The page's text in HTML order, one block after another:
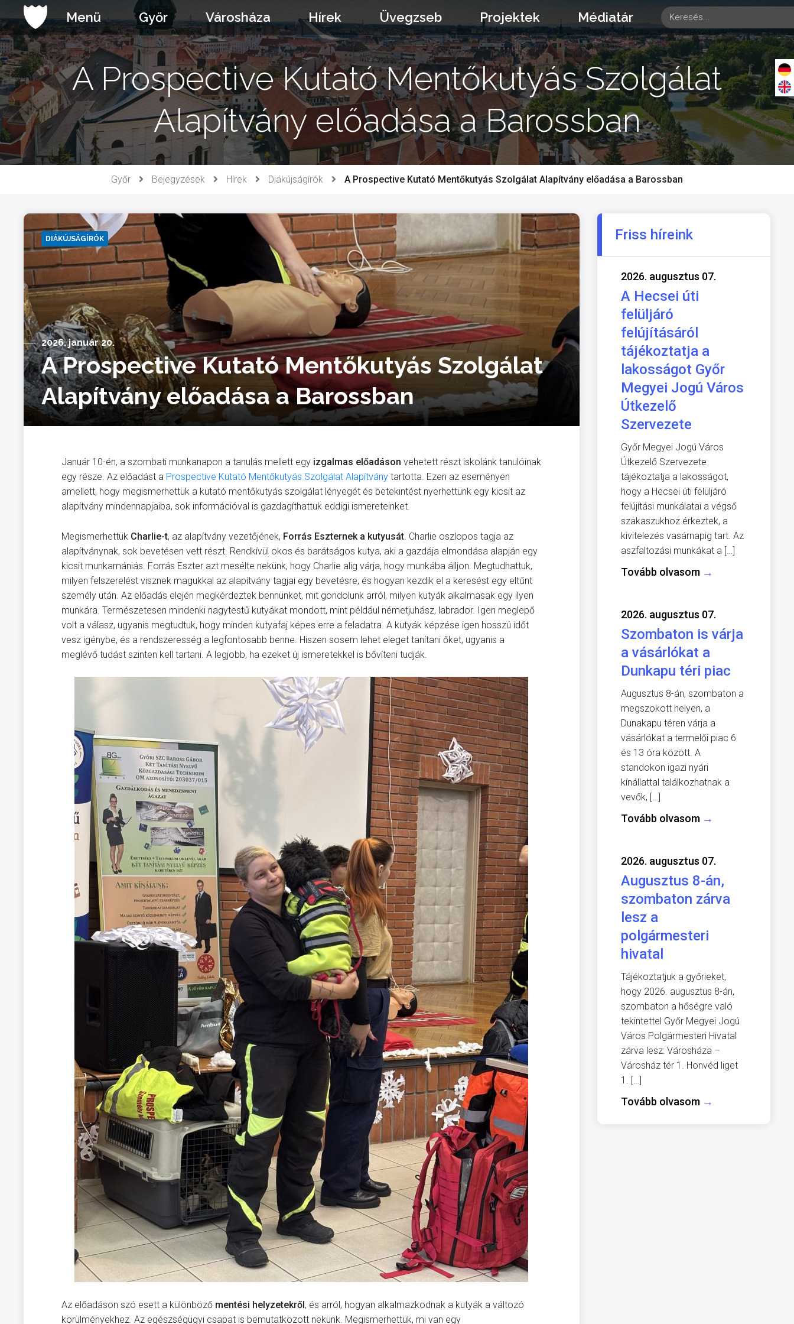
a
tartalomhoz
Menü Győr Városháza Hírek Üvegzseb Projektek Médiatár
A Prospective Kutató Mentőkutyás Szolgálat
Alapítvány előadása a Barossban
Győr Bejegyzések Hírek Diákújságírók A Prospective Kutató Mentőkutyás Szolgálat Alapítvány előadása a Barossban
DIÁKÚJSÁGÍRÓK
2026. január 20.
A Prospective Kutató Mentőkutyás Szolgálat
Alapítvány előadása a Barossban
Január 10-én, a szombati munkanapon a tanulás mellett egy izgalmas előadáson vehetett részt iskolánk tanulóinak
egy része. Az előadást a Prospective Kutató Mentőkutyás Szolgálat Alapítvány tartotta. Ezen az eseményen
amellett, hogy megismerhettük a kutató mentőkutyás szolgálat lényegét és betekintést nyerhettünk egy kicsit az
alapítvány mindennapjaiba, sok információval is gazdagíthattuk eddigi ismereteinket.
Megismerhettük Charlie-t, az alapítvány vezetőjének, Forrás Eszternek a kutyusát . Charlie oszlopos tagja az
alapítványnak, sok bevetésen vett részt. Rendkívül okos és barátságos kutya, aki a gazdája elmondása alapján egy
kicsit munkamániás. Forrás Eszter azt mesélte nekünk, hogy Charlie alig várja, hogy munkába álljon. Megtudhattuk,
milyen felszerelést visznek magukkal az alapítvány tagjai egy bevetésre, és hogyan kezdik el a keresést egy eltűnt
személy után. Az előadás elején megkérdeztek bennünket, mit gondolunk arról, milyen kutyák alkalmasak egy ilyen
munkára. Természetesen mindenki nagytestű kutyákat mondott, mint például németjuhász, labrador. Igen meglepő
volt a válasz, ugyanis megtudtuk, hogy minden kutyafaj képes erre a feladatra. A kutyák képzése igen hosszú időt
vesz igénybe, és a rendszeresség a legfontosabb benne. Hiszen sosem lehet eleget tanítani őket, ugyanis a
meglévő tudást szinten kell tartani. A legjobb, ha ezeket új ismeretekkel is bővíteni tudják.
Az előadáson szó esett a különböző mentési helyzetekről, és arról, hogyan alkalmazkodnak a kutyák a változó
körülményekhez. Az egészségügyi csapat is bemutatkozott nekünk. Megismerhettük, mi van egy
Friss híreink
2026. augusztus 07.
A Hecsei úti
felüljáró
felújításáról
tájékoztatja a
lakosságot Győr
Megyei Jogú Város
Útkezelő
Szervezete
Győr Megyei Jogú Város
Útkezelő Szervezete
tájékoztatja a lakosságot,
hogy a Hecsei úti felüljáró
felújítási munkálatai a végső
szakaszukhoz érkeztek, a
kivitelezés vasárnapig tart. Az
aszfaltozási munkákat a […]
Tovább olvasom →
2026. augusztus 07.
Szombaton is várja
a vásárlókat a
Dunkapu téri piac
Augusztus 8-án, szombaton a
megszokott helyen, a
Dunakapu téren várja a
vásárlókat a termelői piac 6
és 13 óra között. A
standokon igazi nyári
kínállattal találkozhatnak a
vevők, […]
Tovább olvasom →
2026. augusztus 07.
Augusztus 8-án,
szombaton zárva
lesz a
polgármesteri
hivatal
Tájékoztatjuk a győrieket,
hogy 2026. augusztus 8-án,
szombaton a hőségre való
tekintettel Győr Megyei Jogú
Város Polgármesteri Hivatal
zárva lesz: Városháza –
Városház tér 1. Honvéd liget
1. […]
Tovább olvasom →